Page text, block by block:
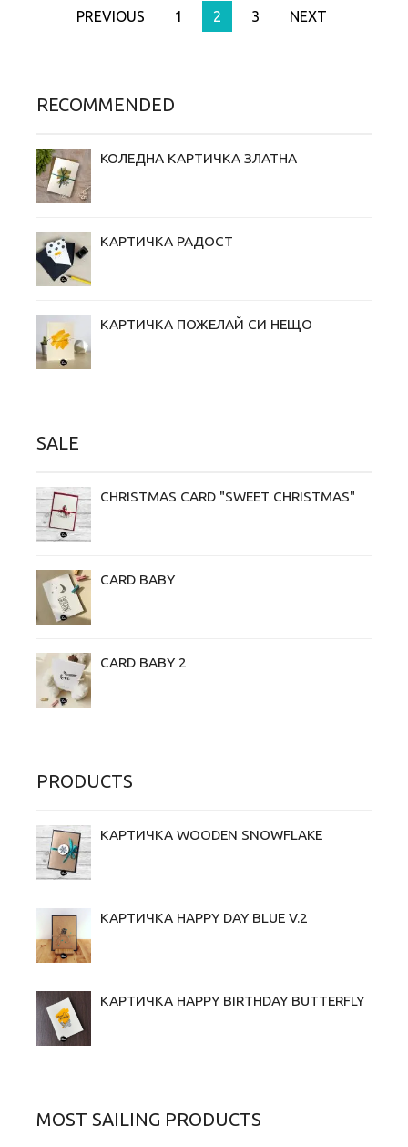
PREVIOUS 1 2 3 NEXT
RECOMMENDED
КОЛЕДНА КАРТИЧКА ЗЛАТНА
КАРТИЧКА РАДОСТ
КАРТИЧКА ПОЖЕЛАЙ СИ НЕЩО
SALE
CHRISTMAS CARD "SWEET CHRISTMAS"
CARD BABY
CARD BABY 2
PRODUCTS
КАРТИЧКА WOODEN SNOWFLAKE
КАРТИЧКА HAPPY DAY BLUE V.2
КАРТИЧКА HAPPY BIRTHDAY BUTTERFLY
MOST SAILING PRODUCTS